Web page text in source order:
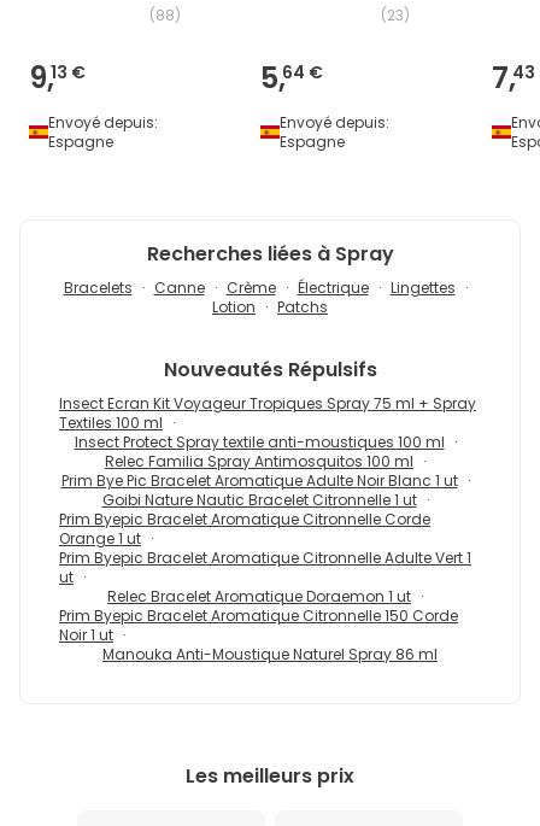
(88)
9,13 €
Envoyé depuis:
Espagne
(23)
5,64 €
Envoyé depuis:
Espagne
7,
Recherches liées à Spray
Bracelets Canne Crème Électrique
Lingettes
Lotion
Patchs
Nouveautés Répulsifs
Insect Ecran Kit Voyageur Tropiques Spray 75 ml + Spray
Textiles 100 ml
Insect Protect Spray textile anti-moustiques 100 ml
Relec Familia Spray Antimosquitos 100 ml
Prim Bye Pic Bracelet Aromatique Adulte Noir Blanc 1 ut
Goibi Nature Nautic Bracelet Citronnelle 1 ut
Prim Byepic Bracelet Aromatique Citronnelle Corde
Orange 1 ut
Prim Byepic Bracelet Aromatique Citronnelle Adulte Vert 1
ut
Relec Bracelet Aromatique Doraemon 1 ut
Prim Byepic Bracelet Aromatique Citronnelle 150 Corde
Noir 1 ut
Manouka Anti-Moustique Naturel Spray 86 ml
Les meilleurs prix